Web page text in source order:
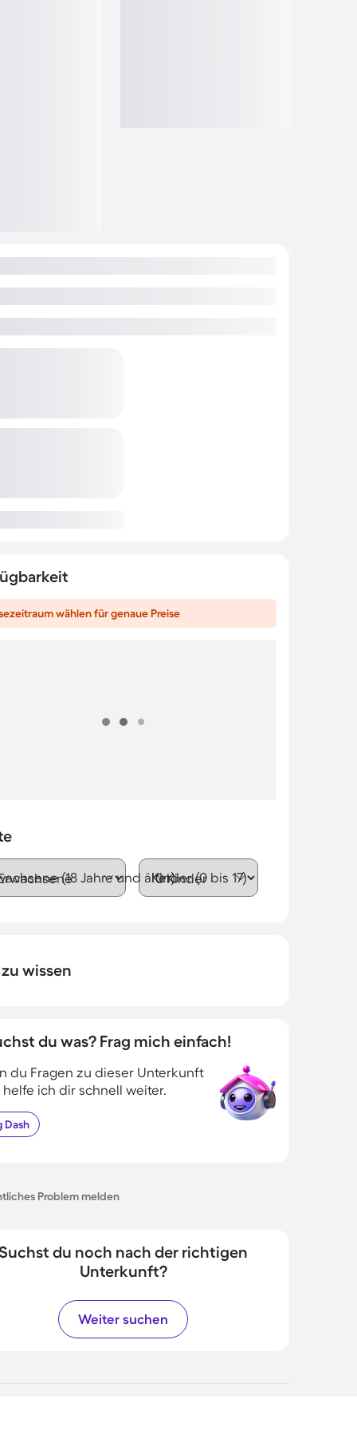
wählen für genaue Preise
(18 Jahre und älter)Kinder (0 bis 17)
wissen
du was? Frag mich einfach!
du Fragen zu dieser Unterkunft
helfe ich dir schnell weiter.
Dash
Problem melden
du noch nach der richtigen
Unterkunft?
Weiter suchen